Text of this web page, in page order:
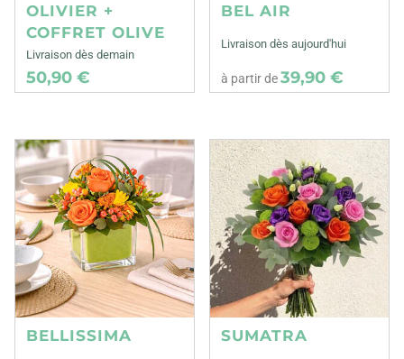
OLIVIER +
COFFRET OLIVE
Livraison dès demain
50,90 €
BEL AIR
Livraison dès aujourd'hui
à partir de39,90 €
BELLISSIMA SUMATRA